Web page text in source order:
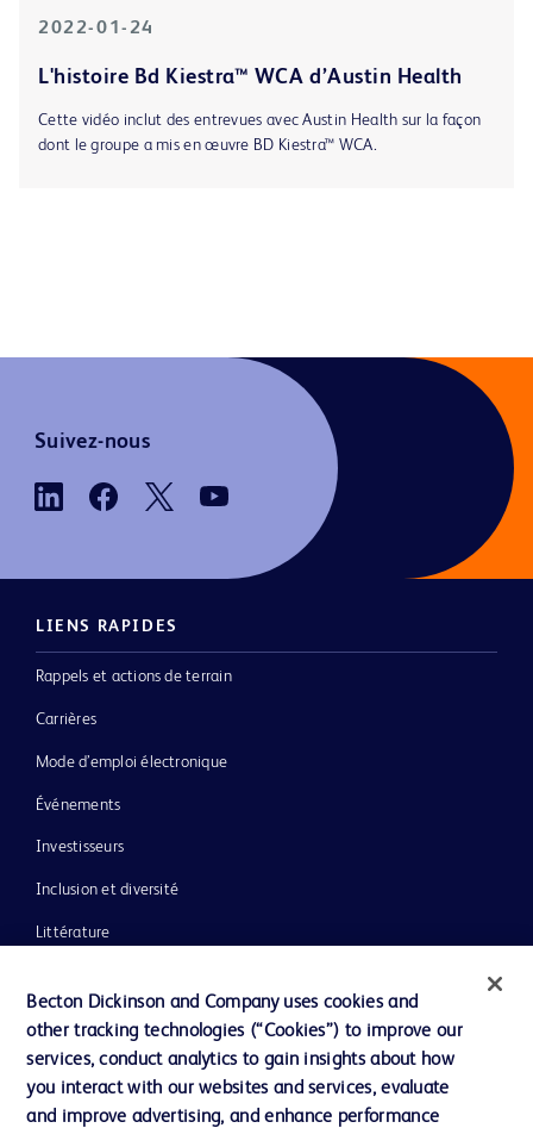
2022-01-24
L'histoire Bd Kiestra™ WCA d’Austin Health
Cette vidéo inclut des entrevues avec Austin Health sur la façon
dont le groupe a mis en œuvre BD Kiestra™ WCA.
Suivez-nous
LIENS RAPIDES
Rappels et actions de terrain
Carrières
Mode d’emploi électronique
Événements
Investisseurs
Inclusion et diversité
Littérature
Notre entreprise
Éthique et conformité
Becton Dickinson and Company uses cookies and
other tracking technologies (“Cookies”) to improve our
services, conduct analytics to gain insights about how
you interact with our websites and services, evaluate
and improve advertising, and enhance performance